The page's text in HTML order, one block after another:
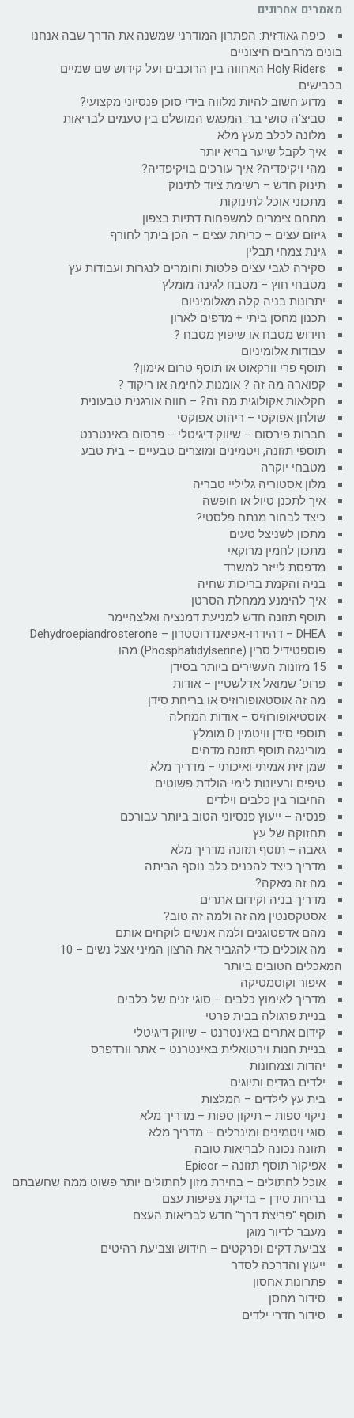
מאמרים אחרונים
כיפה גאודזית: הפתרון המודרני שמשנה את הדרך שבה אנחנו
בונים מרחבים חיצוניים
Holy Riders האחווה בין הרוכבים ועל קידוש שם שמיים
בכבישים.
מדוע חשוב להיות מלווה בידי סוכן פנסיוני מקצועי?
סביצ'ה סושי בר: המפגש המושלם בין טעמים לבריאות
מלונה לכלב מעץ מלא
איך לקבל שיער בריא יותר
מהי ויקיפדיה? איך עורכים בויקיפדיה?
תינוק חדש – רשימת ציוד לתינוק
מתכוני אוכל לתינוקות
מתחם צימרים למשפחות דתיות בצפון
גיזום עצים – כריתת עצים – הכן ביתך לחורף
גינת צמחי תבלין
סקירה לגבי עצים פלטות וחומרים לנגרות ועבודות עץ
מטבחי חוץ – מטבח לגינה מומלץ
יתרונות בניה קלה מאלומיניום
תכנון מחסן ביתי + מדפים לארון
חידוש מטבח או שיפוץ מטבח ?
עבודות אלומיניום
תוסף פרי וורקאוט או תוסף טרום אימון?
קפוארה מה זה ? אומנות לחימה או ריקוד ?
חקלאות אקולוגית מה זה? – חווה אורגנית טבעונית
שולחן אפוקסי – ריהוט אפוקסי
חברות פירסום – שיווק דיגיטלי – פרסום באינטרנט
תוספי תזונה, ויטמינים ומוצרים טבעיים – בית טבע
מטבחי יוקרה
מלון אסטוריה גליליי טבריה
איך לתכנן טיול או חופשה
כיצד לבחור מנתח פלסטי?
מתכון לשניצל טעים
מתכון לחמין מרוקאי
מדפסת לייזר למשרד
בניה והקמת בריכות שחיה
איך להימנע ממחלת הסרטן
תוסף תזונה חדש למניעת דמנציה ואלצהיימר
DHEA – דהידרו-אפיאנדרוסטרון – Dehydroepiandrosterone
פוספטידיל סרין (Phosphatidylserine) מהו
15 מזונות העשירים ביותר בסידן
פרופ' שמואל אדלשטיין – אודות
מה זה אוסטאופורוזיס או בריחת סידן
אוסטיאופורוזיס – אודות המחלה
תוספי סידן וויטמין D מומלץ
מורינגה תוסף תזונה מדהים
שמן זית אמיתי ואיכותי – מדריך מלא
טיפים ורעיונות לימי הולדת פשוטים
החיבור בין כלבים וילדים
פנסיה – ייעוץ פנסיוני הטוב ביותר עבורכם
תחזוקה של עץ
גאבה – תוסף תזונה מדריך מלא
מדריך כיצד להכניס כלב נוסף הביתה
מה זה מאקה?
מדריך בניה וקידום אתרים
אסטקסנטין מה זה ולמה זה טוב?
מהם אדפטוגנים ולמה אנשים לוקחים אותם
מה אוכלים כדי להגביר את הרצון המיני אצל נשים – 10
המאכלים הטובים ביותר
איפור וקוסמטיקה
מדריך לאימוץ כלבים – סוגי זנים של כלבים
בניית פרגולה בבית פרטי
קידום אתרים באינטרנט – שיווק דיגיטלי
בניית חנות וירטואלית באינטרנט – אתר וורדפרס
יהדות וצמחונות
ילדים בגדים ותיוגים
בית עץ לילדים – המלצות
ניקוי ספות – תיקון ספות – מדריך מלא
סוגי ויטמינים ומינרלים – מדריך מלא
תזונה נכונה לבריאות טובה
אפיקור תוסף תזונה – Epicor
אוכל לחתולים – בחירת מזון לחתולים יותר פשוט ממה שחשבתם
בריחת סידן – בדיקת צפיפות עצם
תוסף "פריצת דרך" חדש לבריאות העצם
מעבר לדיור מוגן
צביעת דקים ופרקטים – חידוש וצביעת רהיטים
ייעוץ והדרכה לסדר
פתרונות אחסון
סידור מחסן
סידור חדרי ילדים